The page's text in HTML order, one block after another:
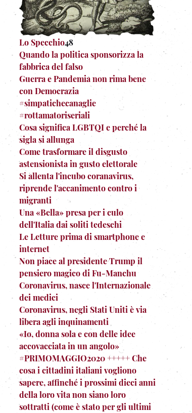
Lo Specchio48
Quando la politica sponsorizza la
fabbrica del falso
Guerra e Pandemia non rima bene
con Democrazia
#simpatichecanaglie
#rottamatoriseriali
Cosa significa LGBTQI e perché la
sigla si allunga
Come trasformare il disgusto
astensionista in gusto elettorale
Si allenta l'incubo coranavirus,
riprende l'accanimento contro i
migranti
Una «Bella» presa per i culo
dell'Italia dai soliti tedeschi
Le Letture prima di smartphone e
internet
Non piace al presidente Trump il
pensiero magico di Fu-Manchu
Coronavirus, nasce l'Internazionale
dei medici
Coronavirus, negli Stati Uniti è via
libera agli inquinamenti
«Io, donna sola e con delle idee
accovacciata in un angolo»
#PRIMOMAGGIO2020 +++++ Che
cosa i cittadini italiani vogliono
sapere, affinché i prossimi dieci anni
della loro vita non siano loro
sottratti (come è stato per gli ultimi